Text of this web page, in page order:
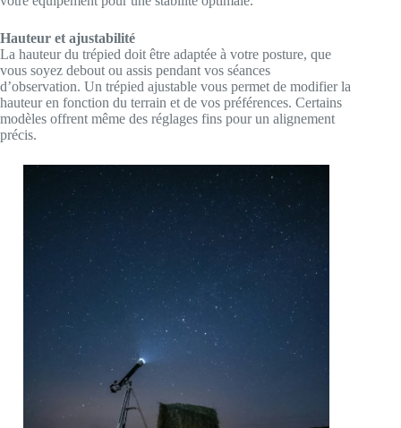
Hauteur et ajustabilité
La hauteur du trépied doit être adaptée à votre posture, que
vous soyez debout ou assis pendant vos séances
d’observation. Un trépied ajustable vous permet de modifier la
hauteur en fonction du terrain et de vos préférences. Certains
modèles offrent même des réglages fins pour un alignement
précis.